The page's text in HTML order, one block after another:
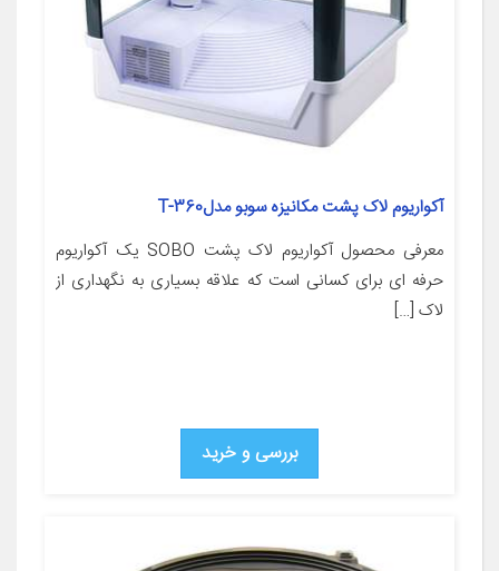
آکواریوم لاک پشت مکانیزه سوبو مدلT-360
معرفی محصول آکواریوم لاک پشت SOBO یک آکواریوم
حرفه ای برای کسانی است که علاقه بسیاری به نگهداری از
لاک […]
بررسی و خرید